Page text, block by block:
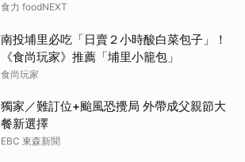
食力 foodNEXT
南投埔里必吃「日賣２小時酸白菜包子」！
《食尚玩家》推薦「埔里小籠包」
食尚玩家
獨家／難訂位+颱風恐攪局 外帶成父親節大
餐新選擇
EBC 東森新聞